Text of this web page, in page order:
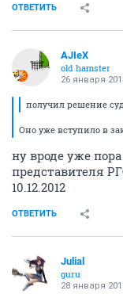
ОТВЕТИТЬ
AJIeX
old hamster
26 января
получил решение
Оно уже вступило в
ну вроде уже
представителя
10.12.2012
ОТВЕТИТЬ
Julial
guru
28 января